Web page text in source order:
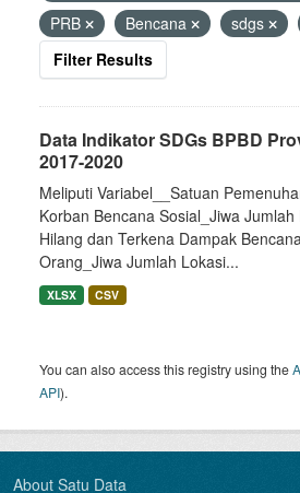
PRB
Bencana sdgs
Filter Results
Data Indikator SDGs BPBD
2017-2020
Meliputi Variabel__Satuan
Korban Bencana Sosial_Jiwa
Hilang dan Terkena Dampak
Orang_Jiwa Jumlah Lokasi...
XLSX CSV
You can also access this registry using the
API).
About Satu Data